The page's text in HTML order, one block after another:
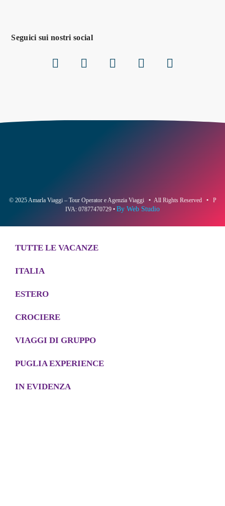
Seguici sui nostri social
© 2025 Amarla Viaggi – Tour Operator e Agenzia Viaggi • All Rights Reserved • P
IVA: 07877470729 • By Web Studio
TUTTE LE VACANZE
ITALIA
ESTERO
CROCIERE
VIAGGI DI GRUPPO
PUGLIA EXPERIENCE
IN EVIDENZA